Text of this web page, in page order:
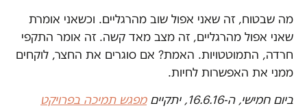
מה שבטוח, זה שאני אפול שוב מהרגליים. וכשאני אומרת
שאני אפול מהרגליים, זה מצב מאד קשה. זה אומר התקפי
חרדה, התמוטטויות. האמת? אם סוגרים את החצר, לוקחים
ממני את האפשרות לחיות.
ביום חמישי, ה-16.6.16, יתקיים
מפגש תמיכה בפרויקט